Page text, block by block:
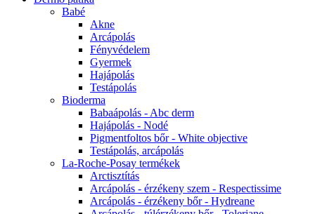
Babé
Akne
Arcápolás
Fényvédelem
Gyermek
Hajápolás
Testápolás
Bioderma
Babaápolás - Abc derm
Hajápolás - Nodé
Pigmentfoltos bőr - White objective
Testápolás, arcápolás
La-Roche-Posay termékek
Arctisztítás
Arcápolás - érzékeny szem - Respectissime
Arcápolás - érzékeny bőr - Hydreane